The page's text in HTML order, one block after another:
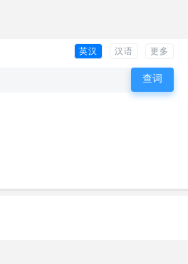
英汉 汉语 更多